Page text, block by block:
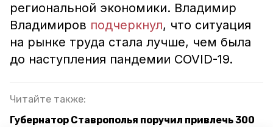
региональной экономики. Владимир
Владимиров подчеркнул, что ситуация
на рынке труда стала лучше, чем была
до наступления пандемии COVID-19.
Читайте также:
Губернатор Ставрополья поручил привлечь 300